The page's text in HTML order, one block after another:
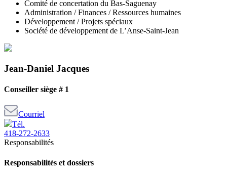
Comité de concertation du Bas-Saguenay
Administration / Finances / Ressources humaines
Développement / Projets spéciaux
Société de développement de L’Anse-Saint-Jean
Jean-Daniel Jacques
Conseiller siège # 1
Courriel
Tél.
418-272-2633
Responsabilités
Responsabilités et dossiers